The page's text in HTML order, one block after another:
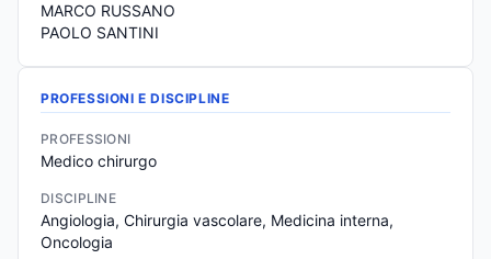
MARCO RUSSANO
PAOLO SANTINI
PROFESSIONI E DISCIPLINE
PROFESSIONI
Medico chirurgo
DISCIPLINE
Angiologia, Chirurgia vascolare, Medicina interna,
Oncologia